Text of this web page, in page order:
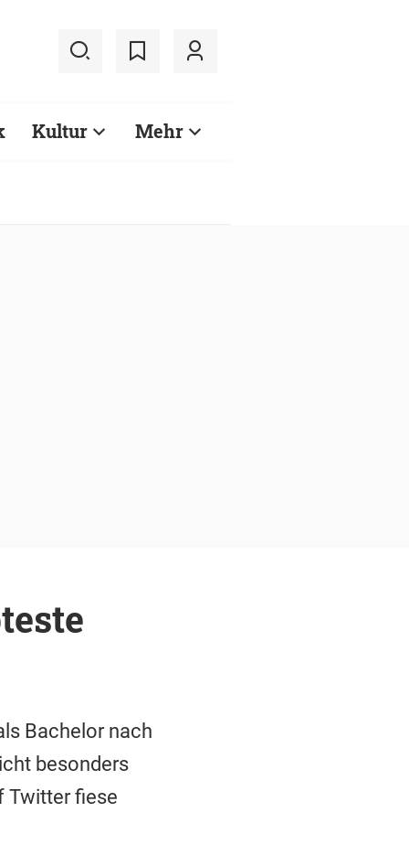
Kultur Mehr
Bachelor nach
besonders
Twitter fiese